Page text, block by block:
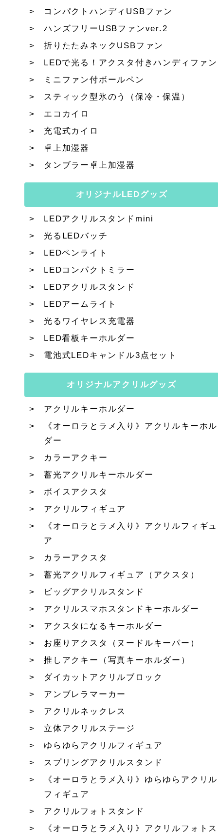
コンパクトハンディUSBファン
ハンズフリーUSBファンver.2
折りたたみネックUSBファン
LEDで光る！アクスタ付きハンディファン
ミニファン付ボールペン
スティック型氷のう（保冷・保温）
エコカイロ
充電式カイロ
卓上加湿器
タンブラー卓上加湿器
オリジナルLEDグッズ
LEDアクリルスタンドmini
光るLEDバッチ
LEDペンライト
LEDコンパクトミラー
LEDアクリルスタンド
LEDアームライト
光るワイヤレス充電器
LED看板キーホルダー
電池式LEDキャンドル3点セット
オリジナルアクリルグッズ
アクリルキーホルダー
《オーロラとラメ入り》アクリルキーホル
ダー
カラーアクキー
蓄光アクリルキーホルダー
ボイスアクスタ
アクリルフィギュア
《オーロラとラメ入り》アクリルフィギュ
ア
カラーアクスタ
蓄光アクリルフィギュア（アクスタ）
ビッグアクリルスタンド
アクリルスマホスタンドキーホルダー
アクスタになるキーホルダー
お座りアクスタ（ヌードルキーパー）
推しアクキー（写真キーホルダー）
ダイカットアクリルブロック
アンブレラマーカー
アクリルネックレス
立体アクリルステージ
ゆらゆらアクリルフィギュア
スプリングアクリルスタンド
《オーロラとラメ入り》ゆらゆらアクリル
フィギュア
アクリルフォトスタンド
《オーロラとラメ入り》アクリルフォトス